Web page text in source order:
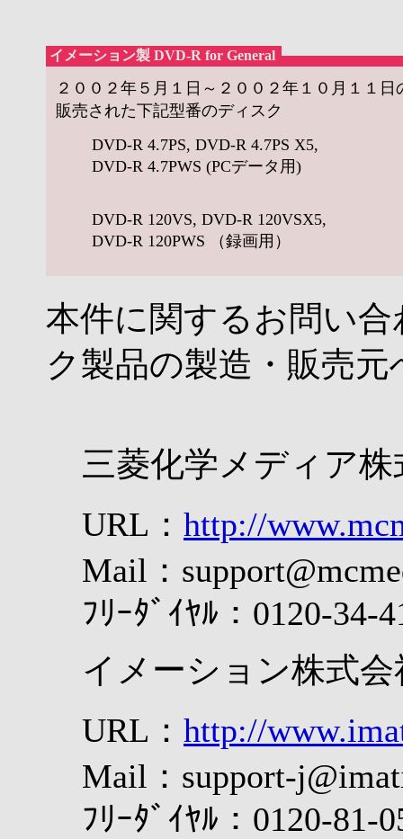
イメーション製 DVD-R for General
２００２年５月１日～２００２年１０月１１日
販売された下記型番のディスク
DVD-R 4.7PS, DVD-R 4.7PS X5,
DVD-R 4.7PWS (PCデータ用)
DVD-R 120VS, DVD-R 120VSX5,
DVD-R 120PWS （録画用）
本件に関するお問い
ク製品の製造・販売
三菱化学メディア
URL： http://
Mail：
ﾌﾘｰﾀﾞｲﾔﾙ：0120-34-
イメーション株式会
URL： http://
Mail：support-
ﾌﾘｰﾀﾞｲﾔﾙ：0120-81-